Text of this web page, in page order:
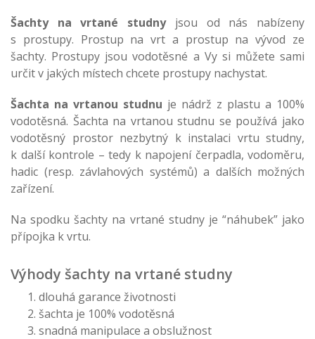
Šachty na vrtané studnyjsou od nás nabízeny
s prostupy. Prostup na vrt a prostup na vývod ze
šachty. Prostupy jsou vodotěsné a Vy si můžete sami
určit v jakých místech chcete prostupy nachystat.
Šachta na vrtanou studnu je nádrž z plastu a 100%
vodotěsná. Šachta na vrtanou studnu se používá jako
vodotěsný prostor nezbytný k instalaci vrtu studny,
k další kontrole – tedy k napojení čerpadla, vodoměru,
hadic (resp. závlahových systémů) a dalších možných
zařízení.
Na spodku šachty na vrtané studny je “náhubek” jako
přípojka k vrtu.
Výhody šachty na vrtané studny
dlouhá garance životnosti
šachta je 100% vodotěsná
snadná manipulace a obslužnost